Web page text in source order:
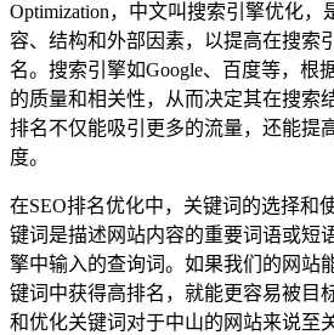
Optimization，中文叫搜索引擎优化，
容、结构和外部因素，以提高在搜索
名。搜索引擎如Google、百度等，根
的质量和相关性，从而决定其在搜索
排名不仅能吸引更多的流量，还能提
度。
在SEO排名优化中，关键词的选择和
键词是描述网站内容的重要词语或短
擎中输入的查询词。如果我们的网站
键词中获得高排名，就能更容易被目
和优化关键词对于中山的网站来说至